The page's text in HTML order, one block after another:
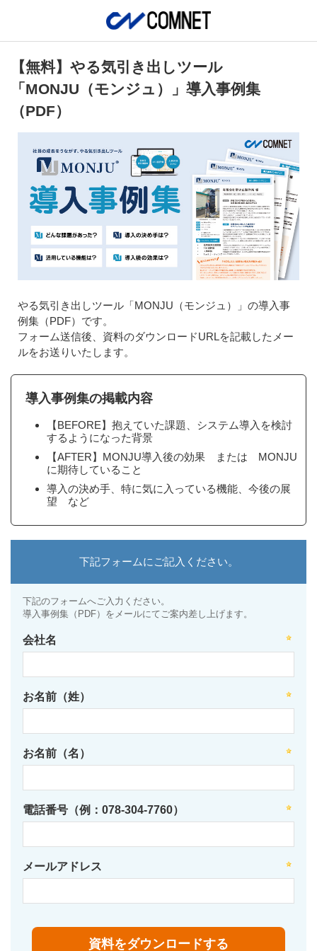
【無料】やる気引き出しツール
「MONJU（モンジュ）」導入事例集
（PDF）
やる気引き出しツール「MONJU（モンジュ）」の導入事
例集（PDF）です。
フォーム送信後、資料のダウンロードURLを記載したメー
ルをお送りいたします。
導入事例集の掲載内容
【BEFORE】抱えていた課題、システム導入を検討
するようになった背景
【AFTER】MONJU導入後の効果 または MONJU
に期待していること
導入の決め手、特に気に入っている機能、今後の展
望 など
下記フォームにご記入ください。
下記のフォームへご入力ください。
導入事例集（PDF）をメールにてご案内差し上げます。
会社名
お名前（姓）
お名前（名）
電話番号（例：078-304-7760）
メールアドレス